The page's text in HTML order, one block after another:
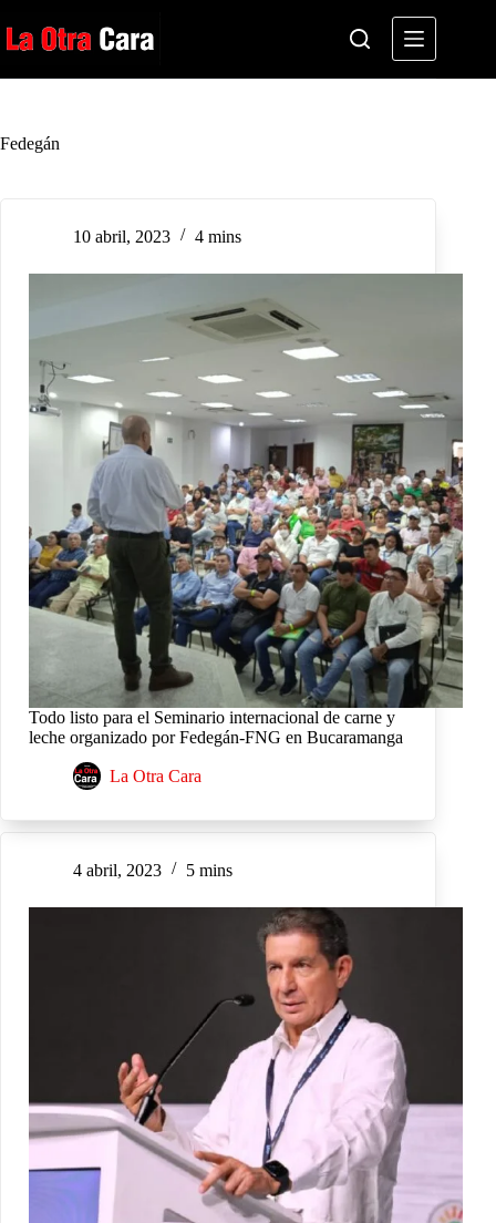
al
contenido
Fedegán
10 abril, 2023 4 mins
Todo listo para el Seminario internacional de carne y
leche organizado por Fedegán-FNG en Bucaramanga
La Otra Cara
4 abril, 2023 5 mins